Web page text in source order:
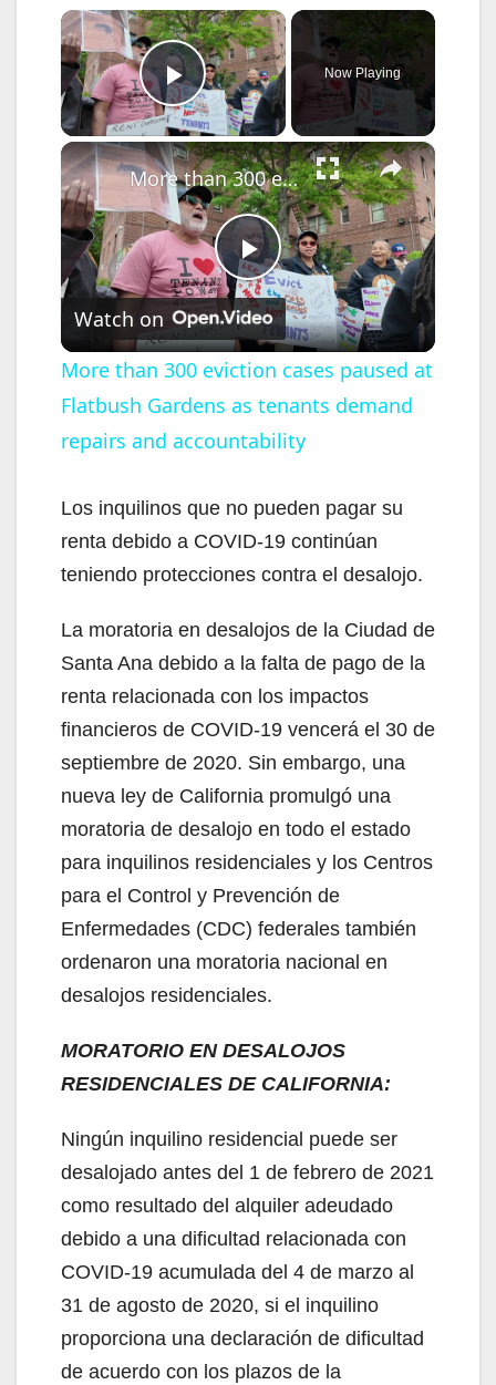
×
Play Video
Now Playing
×
P
l
a
V
d
e
o
More than 300 eviction cases paused at Flatbush Gardens as tenants demand repairs and accountability
Watch on
More than 300 eviction cases paused at
Flatbush Gardens as tenants demand
repairs and accountability
Los inquilinos que no pueden pagar su
renta debido a COVID-19 continúan
teniendo protecciones contra el desalojo.
La moratoria en desalojos de la Ciudad de
Santa Ana debido a la falta de pago de la
renta relacionada con los impactos
financieros de COVID-19 vencerá el 30 de
septiembre de 2020. Sin embargo, una
nueva ley de California promulgó una
moratoria de desalojo en todo el estado
para inquilinos residenciales y los Centros
para el Control y Prevención de
Enfermedades (CDC) federales también
ordenaron una moratoria nacional en
desalojos residenciales.
MORATORIO EN DESALOJOS
RESIDENCIALES DE CALIFORNIA:
Ningún inquilino residencial puede ser
desalojado antes del 1 de febrero de 2021
como resultado del alquiler adeudado
debido a una dificultad relacionada con
COVID-19 acumulada del 4 de marzo al
31 de agosto de 2020, si el inquilino
proporciona una declaración de dificultad
de acuerdo con los plazos de la